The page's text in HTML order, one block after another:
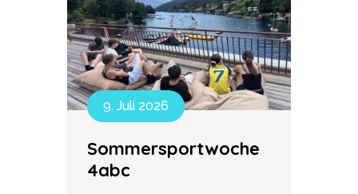
9. Juli 2026
Sommersportwoche
4abc